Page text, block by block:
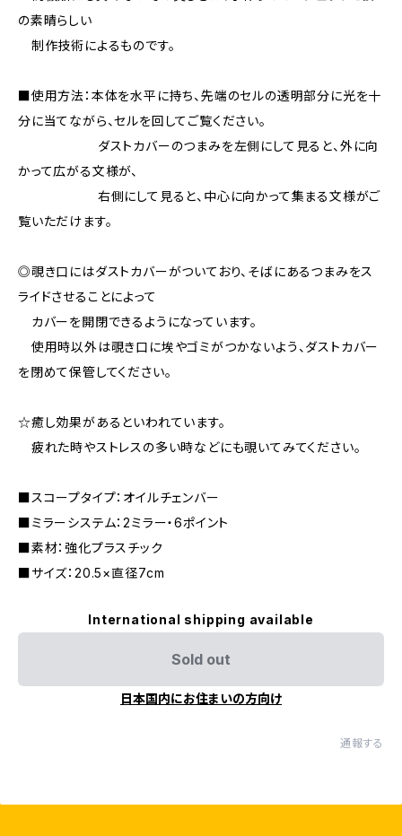
の素晴らしい
制作技術によるものです。
■使用方法：本体を水平に持ち、先端のセルの透明部分に光を十
分に当てながら、セルを回してご覧ください。
ダストカバーのつまみを左側にして見ると、外に向
かって広がる文様が、
右側にして見ると、中心に向かって集まる文様がご
覧いただけます。
◎覗き口にはダストカバーがついており、そばにあるつまみをス
ライドさせることによって
カバーを開閉できるようになっています。
使用時以外は覗き口に埃やゴミがつかないよう、ダストカバー
を閉めて保管してください。
☆癒し効果があるといわれています。
疲れた時やストレスの多い時などにも覗いてみてください。
■スコープタイプ：オイルチェンバー
■ミラーシステム：2ミラー・6ポイント
■素材：強化プラスチック
■サイズ：20.5×直径7cm
International shipping available
Sold out
日本国内にお住まいの方向け
通報する